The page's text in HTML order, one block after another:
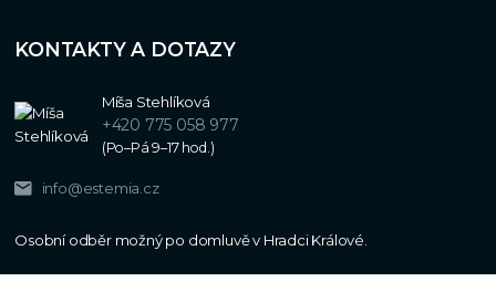
KONTAKTY A DOTAZY
Míša Stehlíková
+420 775 058 977
(Po–Pá 9–17 hod.)
info@estemia.cz